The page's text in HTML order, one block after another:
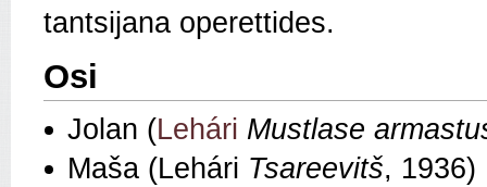
tantsijana operettides.
Osi
Jolan (Lehári Mustlase
Maša (Lehári Tsareevitš, 1936)